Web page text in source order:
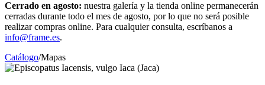
Cerrado en agosto: nuestra galería y la tienda online permanecerán
cerradas durante todo el mes de agosto, por lo que no será posible
realizar compras online. Para cualquier consulta, escríbanos a
info@frame.es.
Catálogo/Mapas